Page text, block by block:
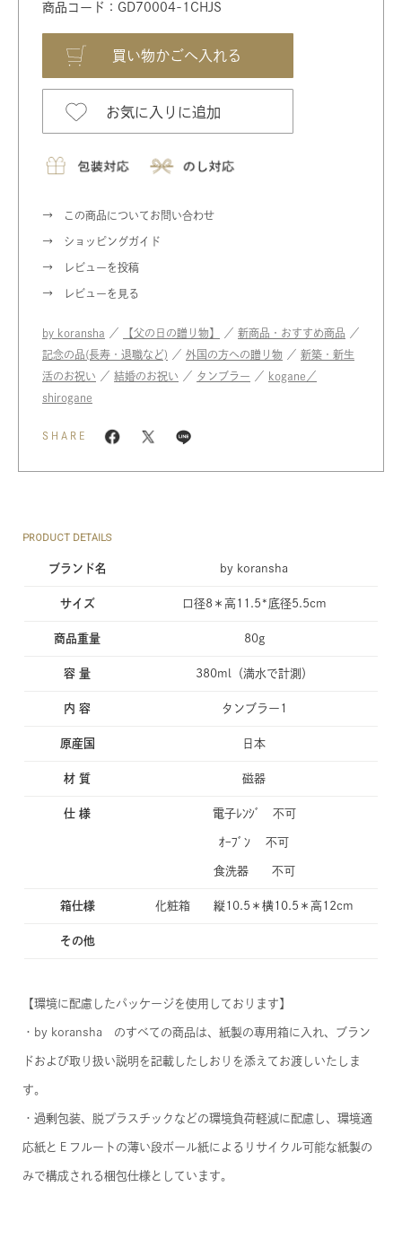
商品コード：GD70004-1CHJS
お気に入りに追加
この商品についてお問い合わせ
ショッピングガイド
レビューを投稿
レビューを見る
by koransha ／ 【父の日の贈り物】 ／ 新商品・おすすめ商品 ／
記念の品(長寿・退職など) ／ 外国の方への贈り物 ／ 新築・新生
活のお祝い ／ 結婚のお祝い ／ タンブラー ／
kogane／
shirogane
SHARE
PRODUCT DETAILS
ブランド名 by koransha
サイズ 口径8＊高11.5*底径5.5cm
商品重量 80g
容 量 380ml（満水で計測）
内 容 タンブラー1
原産国 日本
材 質 磁器
仕 様 電子ﾚﾝｼﾞ 不可
ｵｰﾌﾞﾝ 不可
食洗器 不可
箱仕様 化粧箱 縦10.5＊横10.5＊高12cm
その他
【環境に配慮したパッケージを使用しております】
・by koransha のすべての商品は、紙製の専用箱に入れ、ブラン
ドおよび取り扱い説明を記載したしおりを添えてお渡しいたしま
す。
・過剰包装、脱プラスチックなどの環境負荷軽減に配慮し、環境適
応紙とＥフルートの薄い段ボール紙によるリサイクル可能な紙製の
みで構成される梱包仕様としています。